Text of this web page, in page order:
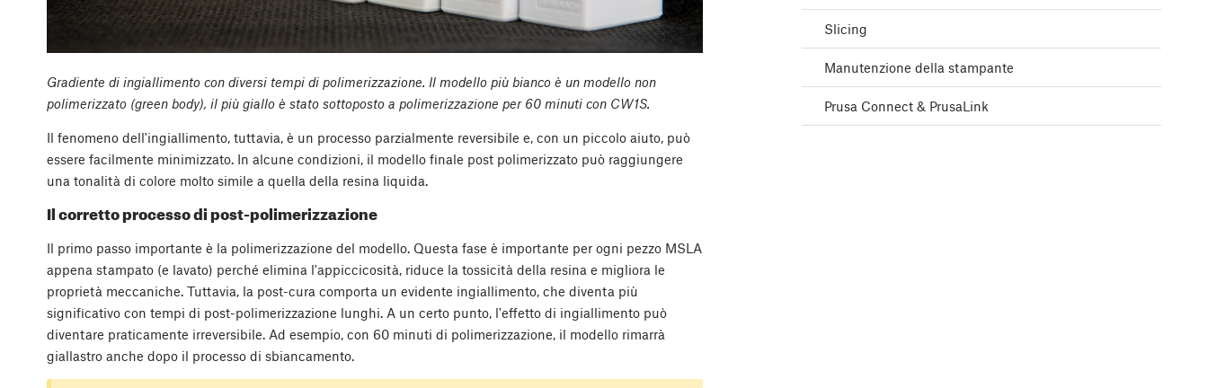
Gradiente di ingiallimento con diversi tempi di polimerizzazione. Il modello più bianco è un modello non
polimerizzato (green body), il più giallo è stato sottoposto a polimerizzazione per 60 minuti con CW1S.
Il fenomeno dell'ingiallimento, tuttavia, è un processo parzialmente reversibile e, con un piccolo aiuto, può
essere facilmente minimizzato. In alcune condizioni, il modello finale post polimerizzato può raggiungere
una tonalità di colore molto simile a quella della resina liquida.
Il corretto processo di post-polimerizzazione
Il primo passo importante è la polimerizzazione del modello. Questa fase è importante per ogni pezzo MSLA
appena stampato (e lavato) perché elimina l'appiccicosità, riduce la tossicità della resina e migliora le
proprietà meccaniche. Tuttavia, la post-cura comporta un evidente ingiallimento, che diventa più
significativo con tempi di post-polimerizzazione lunghi. A un certo punto, l'effetto di ingiallimento può
diventare praticamente irreversibile. Ad esempio, con 60 minuti di polimerizzazione, il modello rimarrà
giallastro anche dopo il processo di sbiancamento.
Slicing
Manutenzione della stampante
Prusa Connect & PrusaLink